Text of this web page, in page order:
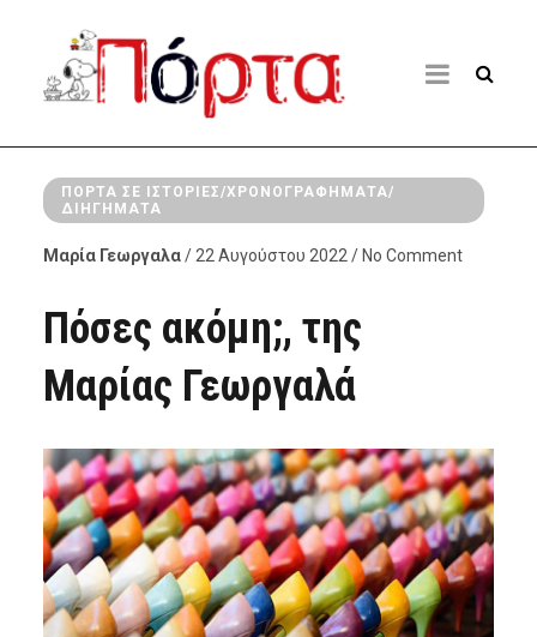
ΠΌΡΤΑ ΣΕ ΙΣΤΟΡΊΕΣ/ΧΡΟΝΟΓΡΑΦΉΜΑΤΑ/
ΔΙΗΓΉΜΑΤΑ
Μαρία Γεωργαλα/ 22 Αυγούστου 2022 / No Comment
Πόσες ακόμη;, της
Μαρίας Γεωργαλά